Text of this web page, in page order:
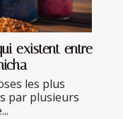
existent entre
les plus
par plusieurs